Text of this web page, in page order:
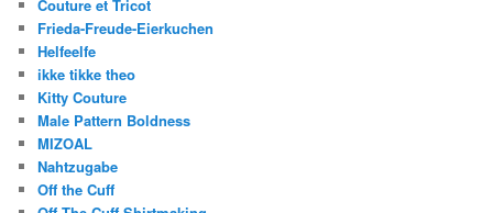
Couture et Tricot
Frieda-Freude-Eierkuchen
Helfeelfe
ikke tikke theo
Kitty Couture
Male Pattern Boldness
MIZOAL
Nahtzugabe
Off the Cuff